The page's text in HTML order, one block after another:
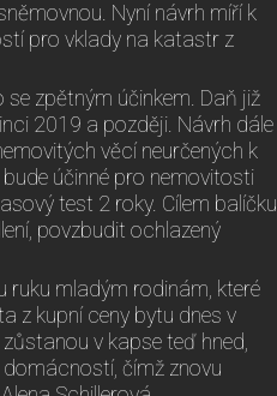
Nyní návrh míří k
pro vklady na katastr z
zpětným účinkem. Daň již
2019 a později. Návrh dále
věcí neurčených k
účinné pro nemovitosti
test 2 roky. Cílem balíčku
povzbudit ochlazený
ruku mladým rodinám, které
z kupní ceny bytu dnes v
v kapse teď hned,
čímž znovu